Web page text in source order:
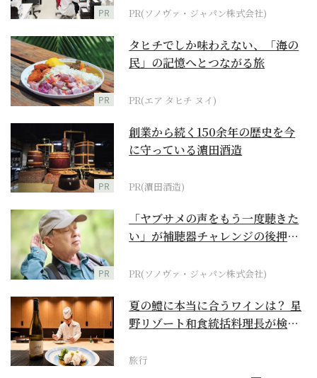
PR PR(ソノヴァ・ジャパン株式会社)
PR
タヒチでしか味わえない、「海の
民」の記憶へとつながる旅
PR(エア タヒチ ヌイ)
PR
創業から続く150余年の歴史を今
に守っている濵田酒造
PR(濵田酒造)
PR
「ヤブサメの声をもう一度聴きた
い」が補聴器チャレンジの後押し
PR(ソノヴァ・ジャパン株式会社)
夏の鱧に本当に合うワインは？ 星
野リゾート和食統括料理長が検証
旅行